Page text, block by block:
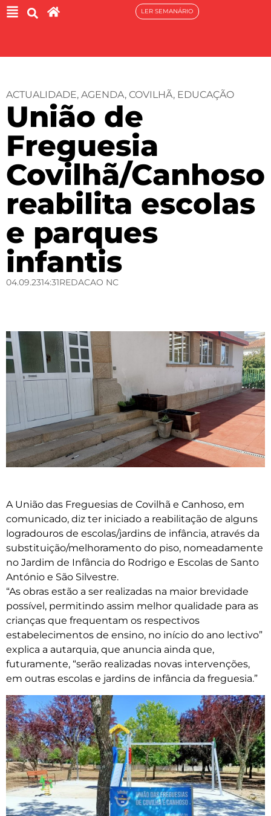
LER SEMANÁRIO
ACTUALIDADE, AGENDA, COVILHÃ, EDUCAÇÃO
União de
Freguesia
Covilhã/Canhoso
reabilita escolas
e parques
infantis
04.09.2314:31REDACAO NC
A União das Freguesias de Covilhã e Canhoso, em
comunicado, diz ter iniciado a reabilitação de alguns
logradouros de escolas/jardins de infância, através da
substituição/melhoramento do piso, nomeadamente
no Jardim de Infância do Rodrigo e Escolas de Santo
António e São Silvestre.
“As obras estão a ser realizadas na maior brevidade
possível, permitindo assim melhor qualidade para as
crianças que frequentam os respectivos
estabelecimentos de ensino, no início do ano lectivo”
explica a autarquia, que anuncia ainda que,
futuramente, “serão realizadas novas intervenções,
em outras escolas e jardins de infância da freguesia.”